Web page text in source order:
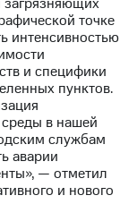
точке
интенсивностью
и специфики
пунктов.
в нашей
службам
аварии
— отметил
и нового